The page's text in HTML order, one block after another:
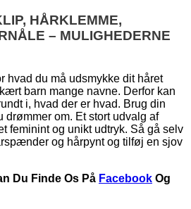
HÅRKLEMME,
– MULIGHEDERNE
hvad du må udsmykke dit håret
barn mange navne. Derfor kan
i, hvad der er hvad. Brug din
drømmer om. Et stort udvalg af
feminint og unikt udtryk. Så gå selv
og hårpynt og tilføj en sjov
Du Finde Os På Facebook Og